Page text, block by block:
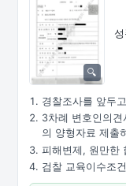
경찰조사를 앞두
3차례 변호인의견
의 양형자료 제출
피해변제, 원만한
검찰 교육이수조